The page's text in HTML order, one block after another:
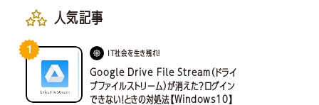
人気記事
1 IT社会を生き残れ！
Google Drive File Stream（ドライ
ブファイルストリーム）が消えた？ログイン
できない！ときの対処法【Windows10】